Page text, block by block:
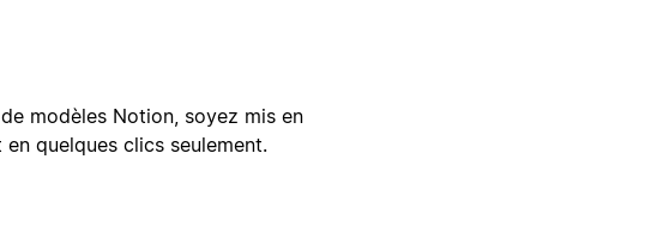
modèles Notion, soyez mis en
quelques clics seulement.